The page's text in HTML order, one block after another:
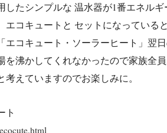
たシンプルな 温水器が1番エネル
コキュートと セットになっている
「エコキュート・ソーラーヒート」翌
沸かしてくれなかったので家族全
えていますのでお楽しみに。
ト